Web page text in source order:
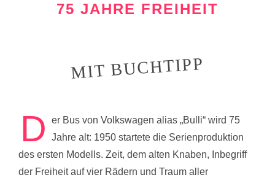
75 JAHRE FREIHEIT
MIT BUCHTIPP
D
er Bus von Volkswagen alias „Bulli“ wird 75
Jahre alt: 1950 startete die Serienproduktion
des ersten Modells. Zeit, dem alten Knaben, Inbegriff
der Freiheit auf vier Rädern und Traum aller